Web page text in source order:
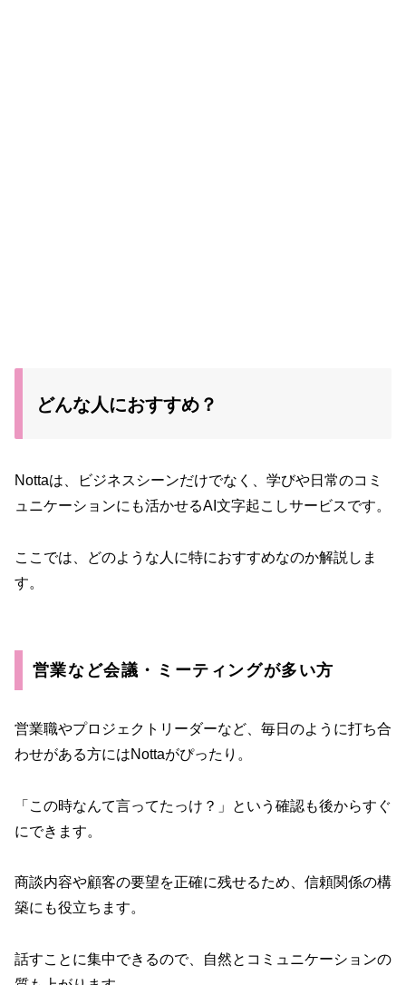
どんな人におすすめ？
Nottaは、ビジネスシーンだけでなく、学びや日常のコミ
ュニケーションにも活かせるAI文字起こしサービスです。
ここでは、どのような人に特におすすめなのか解説しま
す。
営業など会議・ミーティングが多い方
営業職やプロジェクトリーダーなど、毎日のように打ち合
わせがある方にはNottaがぴったり。
「この時なんて言ってたっけ？」という確認も後からすぐ
にできます。
商談内容や顧客の要望を正確に残せるため、信頼関係の構
築にも役立ちます。
話すことに集中できるので、自然とコミュニケーションの